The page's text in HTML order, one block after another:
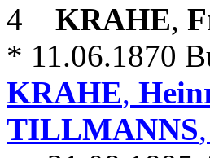
4 KRAHE,
* 11.06.1870
KRAHE,
TILLMANNS,